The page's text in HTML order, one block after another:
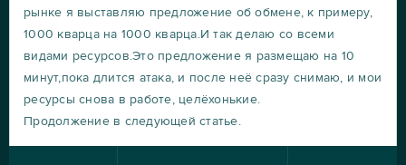
рынке я выставляю предложение об обмене, к примеру,
1000 кварца на 1000 кварца.И так делаю со всеми
видами ресурсов.Это предложение я размещаю на 10
минут,пока длится атака, и после неё сразу снимаю, и мои
ресурсы снова в работе, целёхонькие.
Продолжение в следующей статье.